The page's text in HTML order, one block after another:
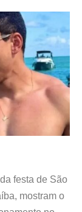
festa de São
mostram o